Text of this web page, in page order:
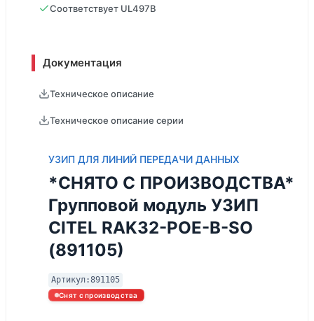
Соответствует UL497B
Документация
Техническое описание
Техническое описание серии
УЗИП ДЛЯ ЛИНИЙ ПЕРЕДАЧИ ДАННЫХ
*СНЯТО С ПРОИЗВОДСТВА*
Групповой модуль УЗИП
CITEL RAK32-POE-B-SO
(891105)
Артикул:891105
Снят с производства